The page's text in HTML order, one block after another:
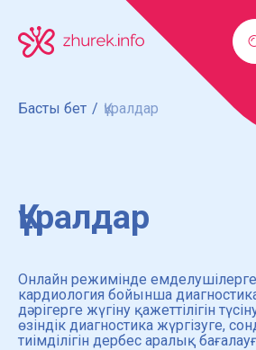
Басты бет / Құралдар
Құралдар
Онлайн режимінде емделушілерге
кардиология бойынша
дәрігерге жүгіну қажеттілігін
өзіндік диагностика жүргізуге,
тиімділігін дербес аралық